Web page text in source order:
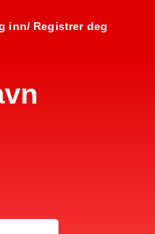
inn/ Registrer deg